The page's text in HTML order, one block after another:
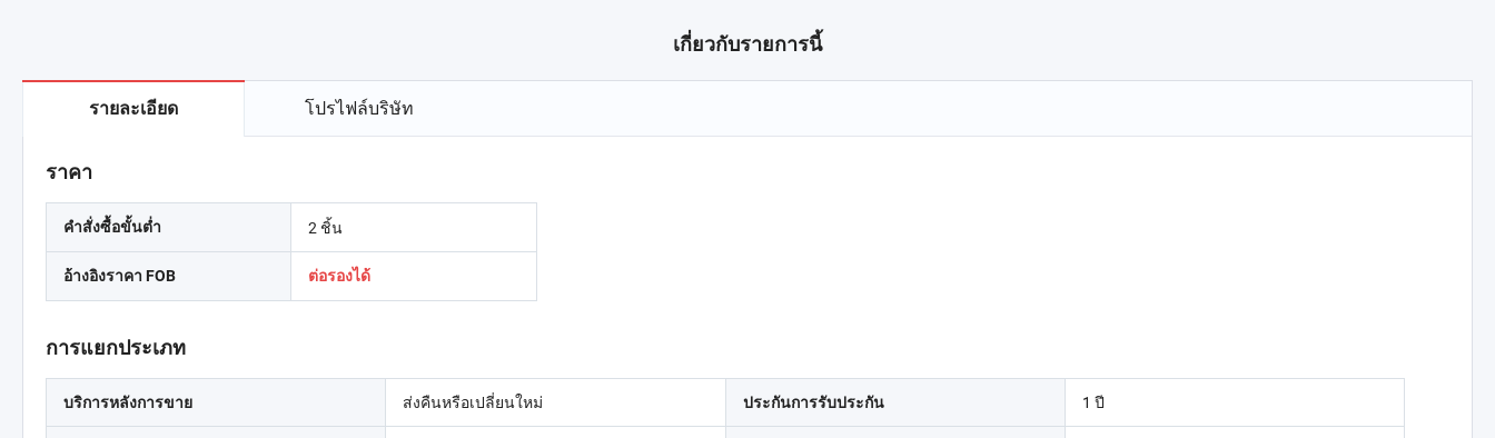
เกี่ยวกับรายการนี้
รายละเอียด โปรไฟล์บริษัท
ราคา
คำสั่งซื้อขั้นต่ำ
อ้างอิงราคา FOB
2 ชิ้น
ต่อรองได้
การแยกประเภท
บริการหลังการขาย ส่งคืนหรือเปลี่ยนใหม่ ประกันการรับประกัน 1 ปี